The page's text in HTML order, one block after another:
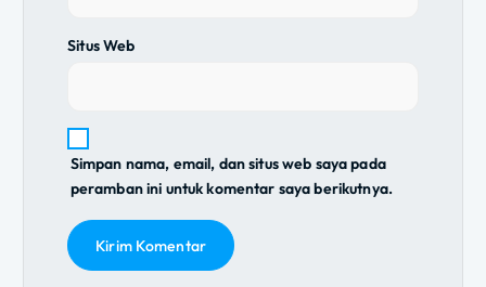
Situs Web
Simpan nama, email, dan situs web saya pada
peramban ini untuk komentar saya berikutnya.